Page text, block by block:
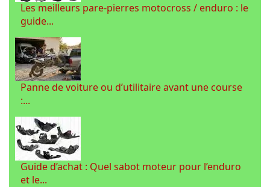
Les meilleurs pare-pierres motocross / enduro : le
guide...
Panne de voiture ou d’utilitaire avant une course
:...
Guide d’achat : Quel sabot moteur pour l’enduro
et le...